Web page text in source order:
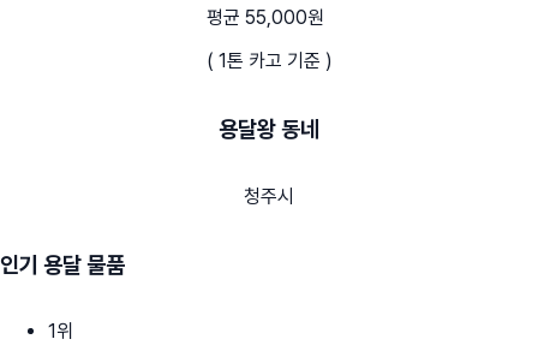
평균 55,000원
( 1톤 카고 기준 )
용달왕 동네
청주시
인기 용달 물품
1위